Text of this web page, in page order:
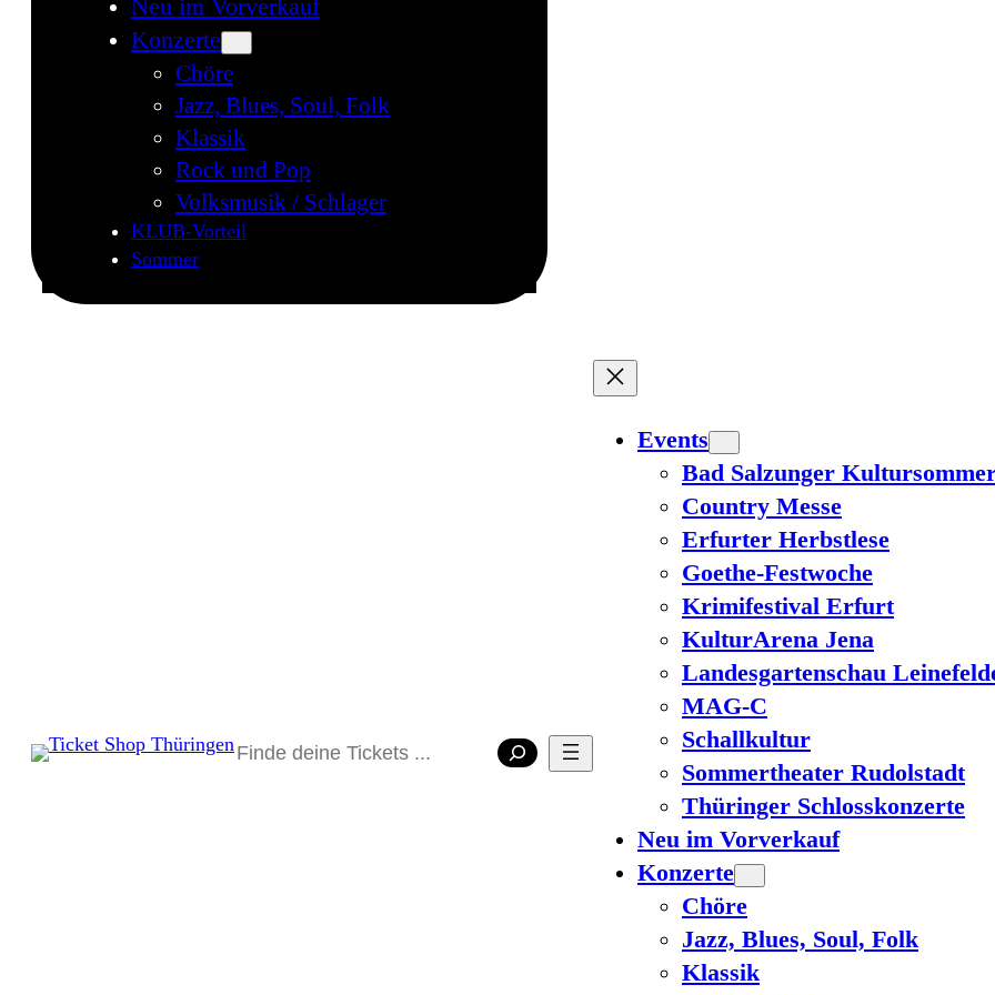
Neu im Vorverkauf
Konzerte
Chöre
Jazz, Blues, Soul, Folk
Klassik
Rock und Pop
Volksmusik / Schlager
KLUB-Vorteil
Sommer
Suchen
Events
Bad Salzunger
Country Messe
Erfurter Herbstlese
Goethe-Festwoche
Krimifestival Erfurt
KulturArena Jena
Landesgartenschau
MAG-C
Schallkultur
Sommertheater Rudolstadt
Thüringer Schlosskonzerte
Neu im Vorverkauf
Konzerte
Chöre
Jazz, Blues, Soul, Folk
Klassik